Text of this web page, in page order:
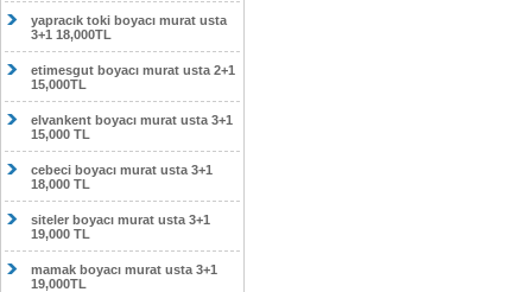
yapracık toki boyacı murat usta
3+1 18,000TL
etimesgut boyacı murat usta 2+1
15,000TL
elvankent boyacı murat usta 3+1
15,000 TL
cebeci boyacı murat usta 3+1
18,000 TL
siteler boyacı murat usta 3+1
19,000 TL
mamak boyacı murat usta 3+1
19,000TL